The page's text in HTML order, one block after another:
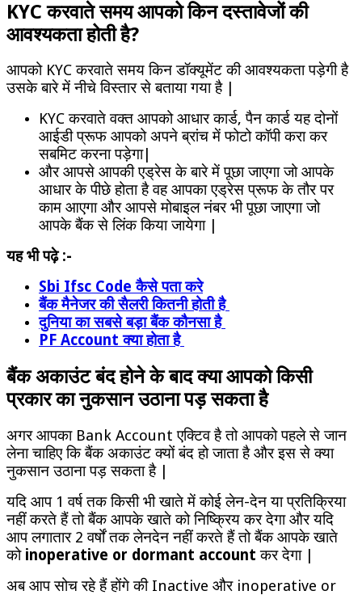
KYC करवाते समय आपको किन दस्तावेजों की
आवश्यकता होती है?
आपको KYC करवाते समय किन डॉक्यूमेंट की आवश्यकता पड़ेगी है
उसके बारे में नीचे विस्तार से बताया गया है |
KYC करवाते वक्त आपको आधार कार्ड, पैन कार्ड यह दोनों
आईडी प्रूफ आपको अपने ब्रांच में फोटो कॉपी करा कर
सबमिट करना पड़ेगा|
और आपसे आपकी एड्रेस के बारे में पूछा जाएगा जो आपके
आधार के पीछे होता है वह आपका एड्रेस प्रूफ के तौर पर
काम आएगा और आपसे मोबाइल नंबर भी पूछा जाएगा जो
आपके बैंक से लिंक किया जायेगा |
यह भी पढ़े :-
Sbi Ifsc Code कैसे पता करे
बैंक मैनेजर की सैलरी कितनी होती है
दुनिया का सबसे बड़ा बैंक कौनसा है
PF Account क्या होता है
बैंक अकाउंट बंद होने के बाद क्या आपको किसी
प्रकार का नुकसान उठाना पड़ सकता है
अगर आपका Bank Account एक्टिव है तो आपको पहले से जान
लेना चाहिए कि बैंक अकाउंट क्यों बंद हो जाता है और इस से क्या
नुकसान उठाना पड़ सकता है |
यदि आप 1 वर्ष तक किसी भी खाते में कोई लेन-देन या प्रतिक्रिया
नहीं करते हैं तो बैंक आपके खाते को निष्क्रिय कर देगा और यदि
आप लगातार 2 वर्षों तक लेनदेन नहीं करते हैं तो बैंक आपके खाते
को inoperative or dormant account कर देगा |
अब आप सोच रहे हैं होंगे की Inactive और inoperative or